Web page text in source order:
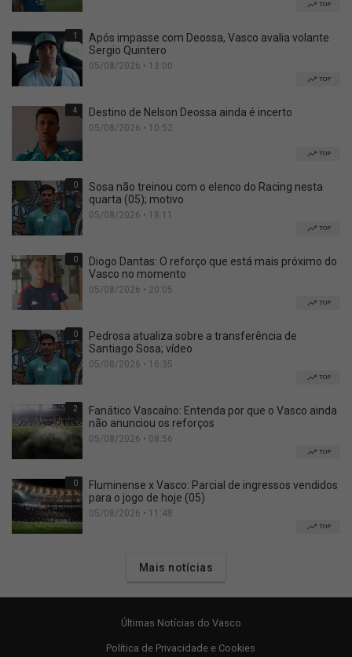
TOP
1
Após impasse com Deossa, Vasco avalia volante
Sergio Quintero
05/08/2026 • 13:00
TOP
4 Destino de Nelson Deossa ainda é incerto
05/08/2026 • 10:52
TOP
0
Sosa não treinou com o elenco do Racing nesta
quarta (05); motivo
05/08/2026 • 18:11
TOP
0
Diogo Dantas: O reforço que está mais próximo do
Vasco no momento
05/08/2026 • 20:05
TOP
0
Pedrosa atualiza sobre a transferência de
Santiago Sosa; vídeo
05/08/2026 • 16:35
TOP
2
Fanático Vascaíno: Entenda por que o Vasco ainda
não anunciou os reforços
05/08/2026 • 08:56
TOP
0
Fluminense x Vasco: Parcial de ingressos vendidos
para o jogo de hoje (05)
05/08/2026 • 11:48
TOP
Mais notícias
Últimas Notícias do Vasco
Política de Privacidade e Cookies